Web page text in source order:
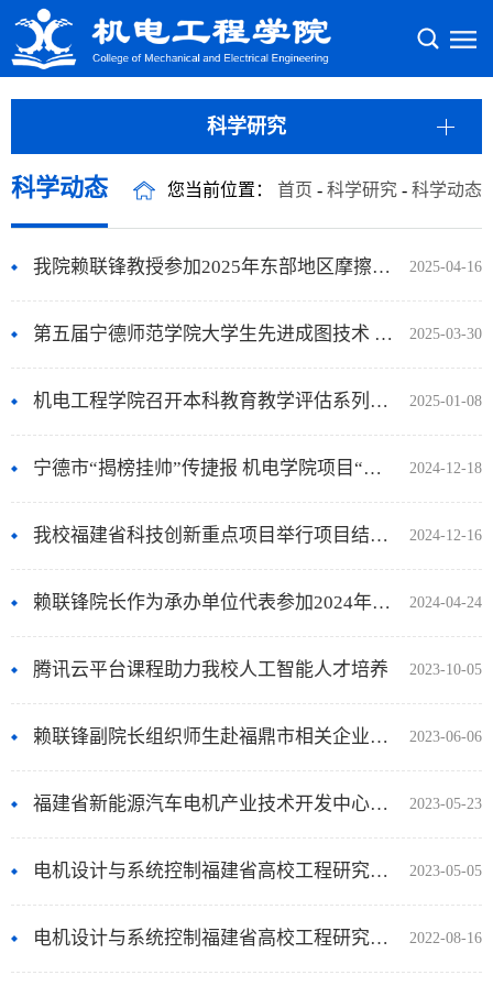
科学研究
科学动态 您当前位置： 首页 - 科学研究 - 科学动态
2025-04-16
我院赖联锋教授参加2025年东部地区摩擦学学术会议并与福州大学共同接旗2026年会议
2025-03-30
第五届宁德师范学院大学生先进成图技术 与产品信息建模创新大赛（机械类）圆满落幕
2025-01-08
机电工程学院召开本科教育教学评估系列专题教育（一）
2024-12-18
宁德市“揭榜挂帅”传捷报 机电学院项目“摘星凯旋”——我院“高性能高可靠性烟道高温电机”项目宁德“揭榜挂帅”成功立项
2024-12-16
我校福建省科技创新重点项目举行项目结题验收会
2024-04-24
赖联锋院长作为承办单位代表参加2024年全国青年摩擦学学术会议
2023-10-05
腾讯云平台课程助力我校人工智能人才培养
2023-06-06
赖联锋副院长组织师生赴福鼎市相关企业开展主题教育课题调研
2023-05-23
福建省新能源汽车电机产业技术开发中心2023年开放基金课题申请指南
2023-05-05
电机设计与系统控制福建省高校工程研究中心2023年开放基金课题申请指南
2022-08-16
电机设计与系统控制福建省高校工程研究中心2022年开放基金课题申请指南